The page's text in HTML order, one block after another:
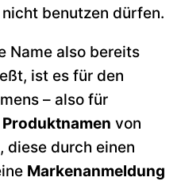
benutzen dürfen.
Name also bereits
ist es für den
– also für
Produktnamen von
diese durch einen
Markenanmeldung